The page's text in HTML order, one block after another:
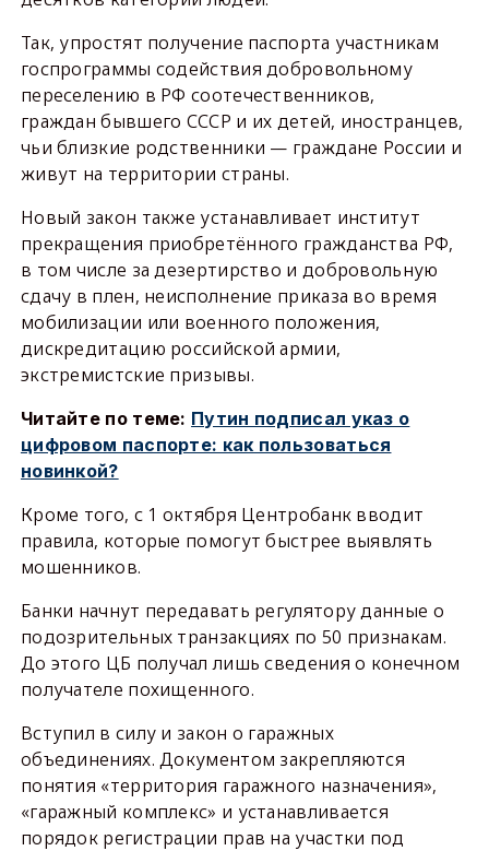
Так, упростят получение паспорта участникам
госпрограммы содействия добровольному
переселению в РФ соотечественников,
граждан бывшего СССР и их детей, иностранцев,
чьи близкие родственники — граждане России и
живут на территории страны.
Новый закон также устанавливает институт
прекращения приобретённого гражданства РФ,
в том числе за дезертирство и добровольную
сдачу в плен, неисполнение приказа во время
мобилизации или военного положения,
дискредитацию российской армии,
экстремистские призывы.
Читайте по теме: Путин подписал указ о
цифровом паспорте: как пользоваться
новинкой?
Кроме того, с 1 октября Центробанк вводит
правила, которые помогут быстрее выявлять
мошенников.
Банки начнут передавать регулятору данные о
подозрительных транзакциях по 50 признакам.
До этого ЦБ получал лишь сведения о конечном
получателе похищенного.
Вступил в силу и закон о гаражных
объединениях. Документом закрепляются
понятия «территория гаражного назначения»,
«гаражный комплекс» и устанавливается
порядок регистрации прав на участки под